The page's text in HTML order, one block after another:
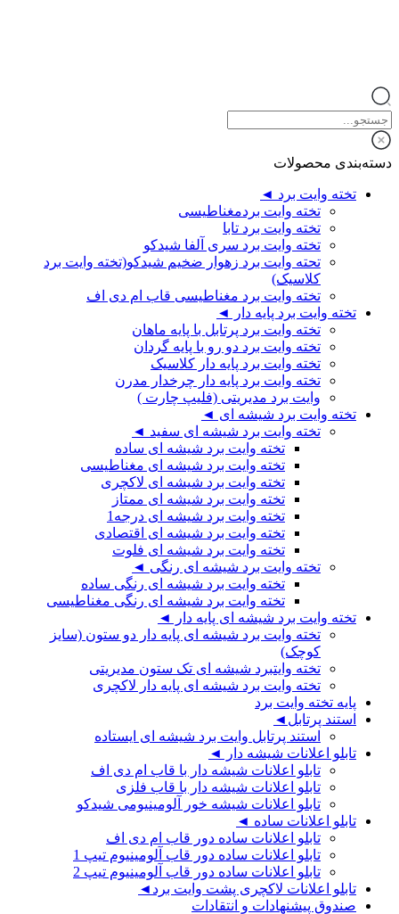
دسته‌بندی محصولات
تخته وایت برد ◄
تخته وایت بردمغناطیسی
تخته وایت برد تابا
تخته وایت برد سری آلفا شیدکو
تحته وایت برد زهوار ضخیم شیدکو(تخته وایت برد
کلاسیک)
تخته وایت برد مغناطیسی قاب ام دی اف
تخته وایت برد پایه دار ◄
تخته وایت برد پرتابل با پایه ماهان
تخته وایت برد دو رو با پایه گردان
تخته وایت برد پایه دار کلاسیک
تخته وایت برد پایه دار چرخدار مدرن
وایت برد مدیریتی (فلیپ چارت )
تخته وایت برد شیشه ای ◄
تخته وایت برد شیشه ای سفید ◄
تخته وایت برد شیشه ای ساده
تخته وایت برد شیشه ای مغناطیسی
تخته وایت برد شیشه ای لاکچری
تخته وایت برد شیشه ای ممتاز
تخته وایت برد شیشه ای درجه1
تخته وایت برد شیشه ای اقتصادی
تخته وایت برد شیشه ای فلوت
تخته وایت برد شیشه ای رنگی ◄
تخته وایت برد شیشه ای رنگی ساده
تخته وایت برد شیشه ای رنگی مغناطیسی
تخته وایت برد شیشه ای پایه دار ◄
تخته وایت برد شیشه ای پایه دار دو ستون (سایز
کوچک)
تخته وایتبرد شیشه ای تک ستون مدیریتی
تخته وایت برد شیشه ای پایه دار لاکچری
پایه تخته وایت برد
استند پرتابل◄
استند پرتابل وایت برد شیشه ای ایستاده
تابلو اعلانات شیشه دار ◄
تابلو اعلانات شیشه دار با قاب ام دی اف
تابلو اعلانات شیشه دار با قاب فلزی
تابلو اعلانات شیشه خور آلومینیومی شیدکو
تابلو اعلانات ساده ◄
تابلو اعلانات ساده دور قاب ام دی اف
تابلو اعلانات ساده دور قاب آلومینیوم تیپ 1
تابلو اعلانات ساده دور قاب آلومینیوم تیپ 2
تابلو اعلانات لاکچری پشت وایت برد◄
صندوق پیشنهادات و انتقادات